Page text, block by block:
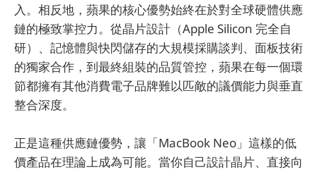
入。相反地，蘋果的核心優勢始終在於對全球硬體供應
鏈的極致掌控力。從晶片設計（Apple Silicon 完全自
研）、記憶體與快閃儲存的大規模採購談判、面板技術
的獨家合作，到最終組裝的品質管控，蘋果在每一個環
節都擁有其他消費電子品牌難以匹敵的議價能力與垂直
整合深度。
正是這種供應鏈優勢，讓「MacBook Neo」這樣的低
價產品在理論上成為可能。當你自己設計晶片、直接向